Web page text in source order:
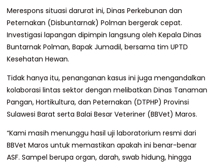
Merespons situasi darurat ini, Dinas Perkebunan dan
Peternakan (Disbuntarnak) Polman bergerak cepat.
Investigasi lapangan dipimpin langsung oleh Kepala Dinas
Buntarnak Polman, Bapak Jumadil, bersama tim UPTD
Kesehatan Hewan.
Tidak hanya itu, penanganan kasus ini juga mengandalkan
kolaborasi lintas sektor dengan melibatkan Dinas Tanaman
Pangan, Hortikultura, dan Peternakan (DTPHP) Provinsi
Sulawesi Barat serta Balai Besar Veteriner (BBVet) Maros.
“Kami masih menunggu hasil uji laboratorium resmi dari
BBVet Maros untuk memastikan apakah ini benar-benar
ASF. Sampel berupa organ, darah, swab hidung, hingga